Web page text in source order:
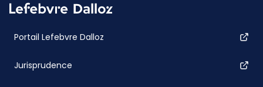
Portail Lefebvre Dalloz
Jurisprudence